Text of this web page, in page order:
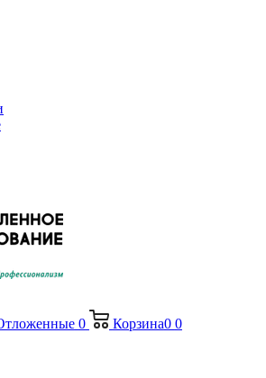
0 Корзина0 0